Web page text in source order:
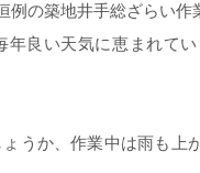
の築地井手総ざらい作
年良い天気に恵まれて
うか、作業中は雨も上